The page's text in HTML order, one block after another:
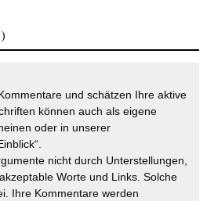
und schätzen Ihre aktive
können auch als eigene
oder in unserer
nicht durch Unterstellungen,
Worte und Links. Solche
Ihre Kommentare werden